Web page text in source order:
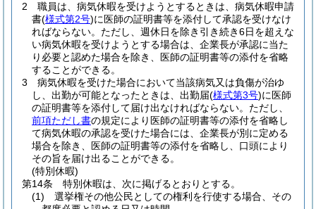
2
職員は、病気休暇を受けようとするときは、病気休暇申請
書(様式第2号)に医師の証明書等を添付して承認を受けなけ
ればならない。 ただし、週休日を除き引き続き6日を超えな
い病気休暇を受けようとする場合は、企業長が承認に当た
り必要と認めた場合を除き、医師の証明書等の添付を省略
することができる。
3
病気休暇を受けた場合において当該病気又は負傷が治ゆ
し、出勤が可能となったときは、出勤届(様式第3号)に医師
の証明書等を添付して届け出なければならない。 ただし、
前項ただし書の規定により医師の証明書等の添付を省略し
て病気休暇の承認を受けた場合には、企業長が別に定める
場合を除き、医師の証明書等の添付を省略し、口頭により
その旨を届け出ることができる。
(特別休暇)
第14条
特別休暇は、次に掲げるとおりとする。
(1)
選挙権その他公民としての権利を行使する場合、その